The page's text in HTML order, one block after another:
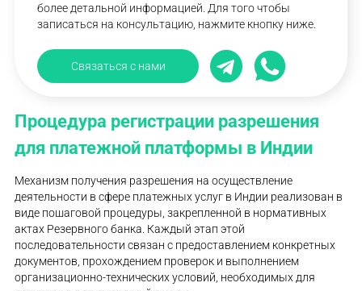
более детальной информацией. Для того чтобы
записаться на консультацию, нажмите кнопку ниже.
Связаться с нами
Процедура регистрации разрешения
для платежной платформы в Индии
Механизм получения разрешения на осуществление
деятельности в сфере платежных услуг в Индии реализован в
виде пошаговой процедуры, закрепленной в нормативных
актах Резервного банка. Каждый этап этой
последовательности связан с предоставлением конкретных
документов, прохождением проверок и выполнением
организационно-технических условий, необходимых для